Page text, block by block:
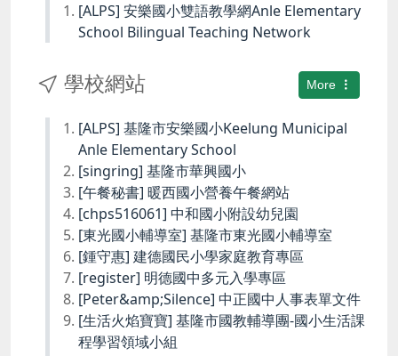
[ALPS] 安樂國小雙語教學網Anle Elementary
School Bilingual Teaching Network
More
學校網站
[ALPS] 基隆市安樂國小Keelung Municipal
Anle Elementary School
[singring] 基隆市華興國小
[午餐秘書] 暖西國小營養午餐網站
[chps516061] 中和國小附設幼兒園
[東光國小輔導室] 基隆市東光國小輔導室
[鍾守惠] 建德國民小學家庭教育專區
[register] 明德國中多元入學專區
[Peter&amp;Silence] 中正國中人事表單文件
[生活火焰寶寶] 基隆市國教輔導團-國小生活課
程學習領域小組